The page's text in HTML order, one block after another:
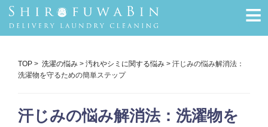
≡
TOP > 洗濯の悩み > 汚れやシミに関する悩み > 汗じみの悩み解消法：
洗濯物を守るための簡単ステップ
汗じみの悩み解消法：洗濯物を